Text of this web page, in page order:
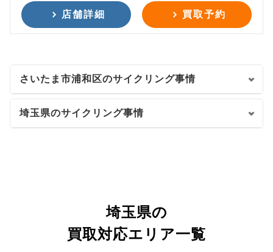
店舗詳細 買取予約
さいたま市浦和区のサイクリング事情
埼玉県のサイクリング事情
埼玉県の
買取対応エリア一覧